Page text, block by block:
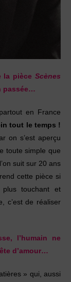
la pièce Scènes
passée…
en France
tout le temps !
on s’est aperçu
toute simple que
suit sur 20 ans
cette pièce si
touchant et
c’est de réaliser
l’humain ne
d’amour…
» qui, aussi